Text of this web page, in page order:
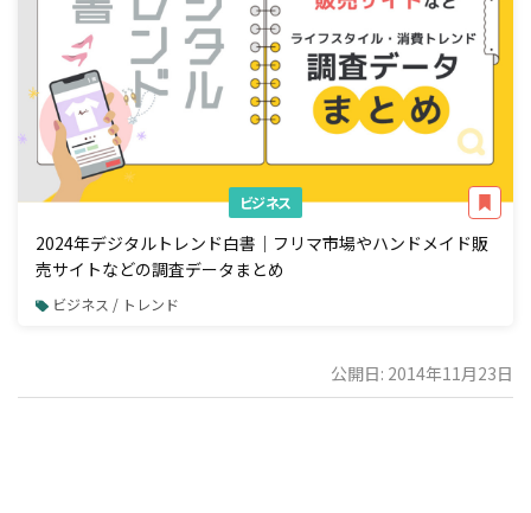
ビジネス
2024年デジタルトレンド白書｜フリマ市場やハンドメイド販
売サイトなどの調査データまとめ
ビジネス / トレンド
公開日: 2014年11月23日